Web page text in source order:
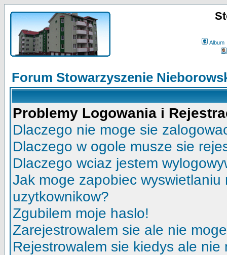
Album
Forum Stowarzyszenie
Problemy Logowania i
Dlaczego nie moge sie
Dlaczego w ogole musze sie
Dlaczego wciaz jestem
Jak moge zapobiec
uzytkownikow?
Zgubilem moje haslo!
Zarejestrowalem sie ale nie
Rejestrowalem sie kiedys ale